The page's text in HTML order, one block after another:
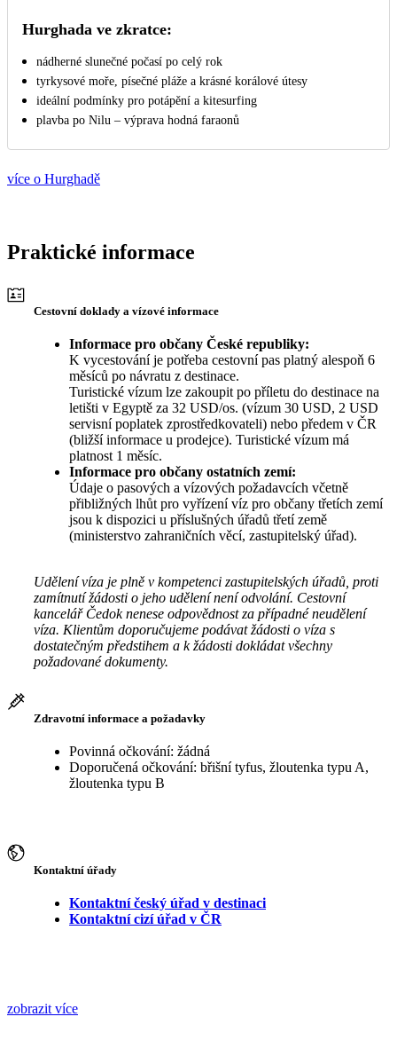
Hurghada ve zkratce:
nádherné slunečné počasí po celý rok
tyrkysové moře, písečné pláže a krásné korálové útesy
ideální podmínky pro potápění a kitesurfing
plavba po Nilu – výprava hodná faraonů
více o Hurghadě
Praktické informace
Cestovní doklady a vízové informace
Informace pro občany České republiky:
K vycestování je potřeba cestovní pas platný alespoň 6
měsíců po návratu z destinace.
Turistické vízum lze zakoupit po příletu do destinace na
letišti v Egyptě za 32 USD/os. (vízum 30 USD, 2 USD
servisní poplatek zprostředkovateli) nebo předem v ČR
(bližší informace u prodejce). Turistické vízum má
platnost 1 měsíc.
Informace pro občany ostatních zemí:
Údaje o pasových a vízových požadavcích včetně
přibližných lhůt pro vyřízení víz pro občany třetích zemí
jsou k dispozici u příslušných úřadů třetí země
(ministerstvo zahraničních věcí, zastupitelský úřad).
Udělení víza je plně v kompetenci zastupitelských úřadů, proti
zamítnutí žádosti o jeho udělení není odvolání. Cestovní
kancelář Čedok nenese odpovědnost za případné neudělení
víza. Klientům doporučujeme podávat žádosti o víza s
dostatečným předstihem a k žádosti dokládat všechny
požadované dokumenty.
Zdravotní informace a požadavky
Povinná očkování: žádná
Doporučená očkování: břišní tyfus, žloutenka typu A,
žloutenka typu B
Kontaktní úřady
Kontaktní český úřad v destinaci
Kontaktní cizí úřad v ČR
zobrazit více